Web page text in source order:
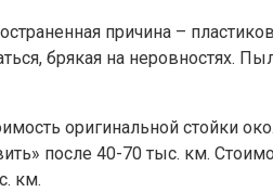
причина –
брякая на неровностях.
оригинальной стойки
после 40-70 тыс. км.
км.